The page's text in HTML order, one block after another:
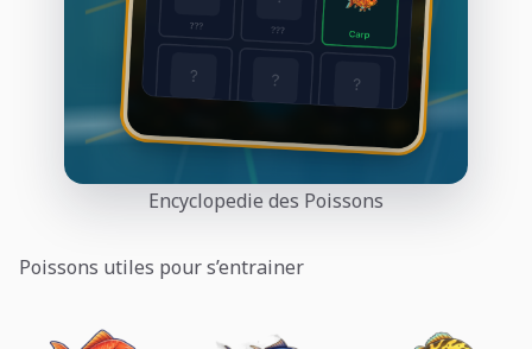
Encyclopedie des Poissons
Poissons utiles pour s’entrainer